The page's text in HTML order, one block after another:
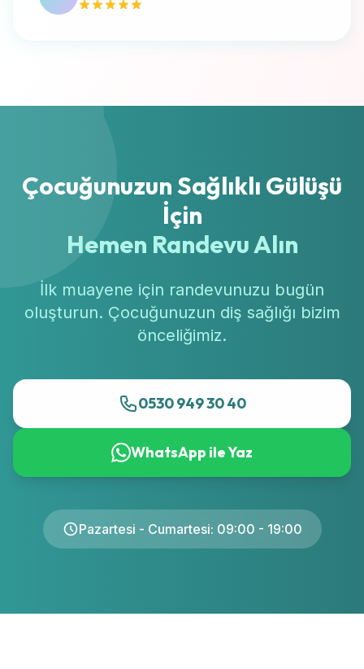
Çocuğunuzun Sağlıklı Gülüşü
İçin
Hemen Randevu Alın
İlk muayene için randevunuzu bugün
oluşturun. Çocuğunuzun diş sağlığı bizim
önceliğimiz.
0530 949 30 40
WhatsApp ile Yaz
Pazartesi - Cumartesi: 09:00 - 19:00